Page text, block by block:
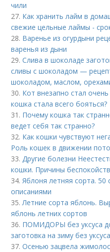
чили
27. Как хранить лайм в
свежие цельные лаймы -
28. Варенье из огурдыни
варенья из дыни
29.Слива в шоколаде
сливы с шоколадом —
шоколадом, маслом,
30. Кот внезапно стал
кошка стала всего бояться?
31. Почему кошка так
ведет себя так странно?
32. Как кошки чувствуют
Роль кошек в движении
33.Другие болезни
кошки. Причины
34.Яблоня летняя сорта.
описаниями
35.Летние сорта яблонь.
яблонь летних сортов
36. ПОМИДОРЫ без уксуса
заготовка на зиму без уксуса
37.Осенью зацвела